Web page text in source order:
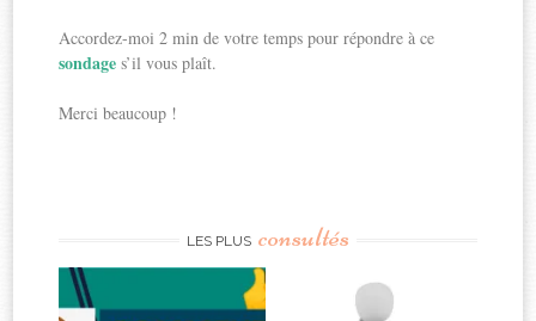
Accordez-moi 2 min de votre temps pour répondre à ce
sondages’il vous plaît.
Merci beaucoup !
LES PLUS consultés